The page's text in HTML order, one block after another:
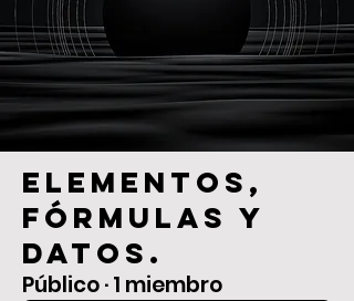
Elementos,
fórmulas y
datos.
Público·1 miembro